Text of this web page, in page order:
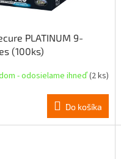
PLATINUM 9-
(100ks)
- odosielame ihneď(2 ks)
Do košíka